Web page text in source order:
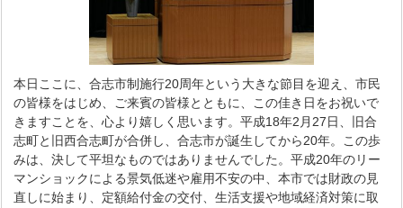
本日ここに、合志市制施行20周年という大きな節目を迎え、市民
の皆様をはじめ、ご来賓の皆様とともに、この佳き日をお祝いで
きますことを、心より嬉しく思います。平成18年2月27日、旧合
志町と旧西合志町が合併し、合志市が誕生してから20年。この歩
みは、決して平坦なものではありませんでした。平成20年のリー
マンショックによる景気低迷や雇用不安の中、本市では財政の見
直しに始まり、定額給付金の交付、生活支援や地域経済対策に取